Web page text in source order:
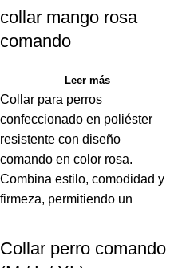
collar mango rosa
comando
Leer más
Collar para perros
confeccionado en poliéster
resistente con diseño
comando en color rosa.
Combina estilo, comodidad y
firmeza, permitiendo un
Collar perro comando